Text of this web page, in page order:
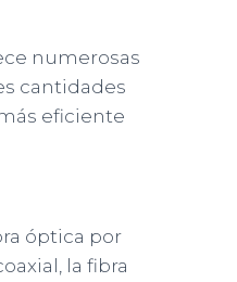
numerosas
cantidades
eficiente
óptica por
la fibra